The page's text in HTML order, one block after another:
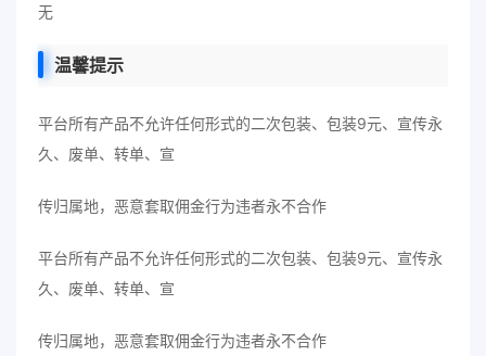
无
温馨提示
平台所有产品不允许任何形式的二次包装、包装9元、宣传永
久、废单、转单、宣
传归属地，恶意套取佣金行为违者永不合作
平台所有产品不允许任何形式的二次包装、包装9元、宣传永
久、废单、转单、宣
传归属地，恶意套取佣金行为违者永不合作